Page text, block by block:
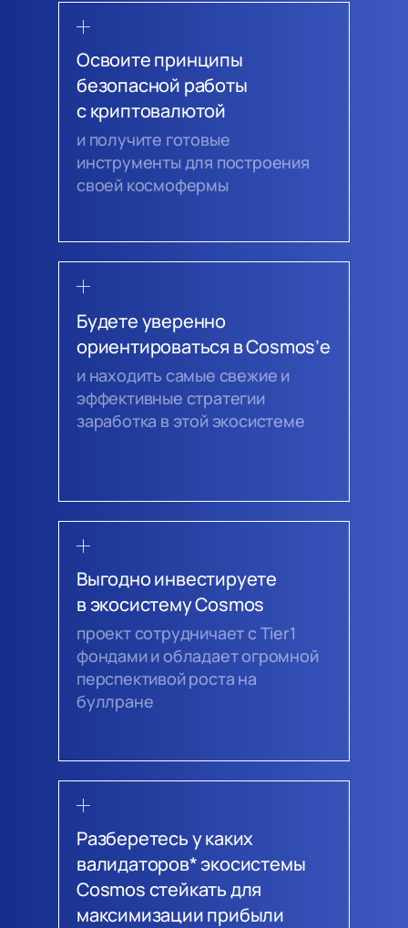
Освоите принципы
безопасной работы
с криптовалютой
и получите готовые
инструменты для построения
своей космофермы
Выгодно инвестируете
в экосистему Cosmos
проект сотрудничает с Tiеr1
фондами и обладает огромной
перспективой роста на
буллране
Разберетесь у каких
валидаторов* экосистемы
Cosmos стейкать для
максимизации прибыли
и находить самые свежие и
эффективные стратегии
заработка в этой экосистеме
Будете уверенно
ориентироваться в Cosmos’е